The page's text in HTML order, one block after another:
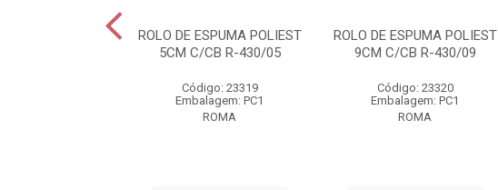
ROLO DE ESPUMA POLIEST
5CM C/CB R-430/05
Código: 23319
Embalagem: PC1
ROMA
ROLO DE ESPUMA POLIEST
9CM C/CB R-430/09
Código: 23320
Embalagem: PC1
ROMA